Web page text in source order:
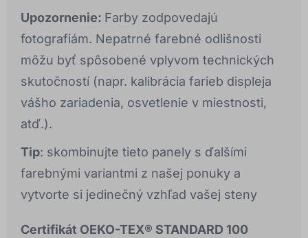
Upozornenie: Farby zodpovedajú
fotografiám. Nepatrné farebné odlišnosti
môžu byť spôsobené vplyvom technických
skutočností (napr. kalibrácia farieb displeja
vášho zariadenia, osvetlenie v miestnosti,
atď.).
Tip: skombinujte tieto panely s ďalšími
farebnými variantmi z našej ponuky a
vytvorte si jedinečný vzhľad vašej steny
Certifikát OEKO-TEX® STANDARD 100